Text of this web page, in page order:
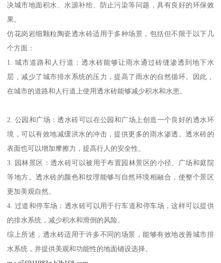
决城市地面积水、水源补给、防止污染等问题，具有良好的环保效
果。
仿花岗岩细颗粒陶瓷透水砖适用于多种场景，包括但不限于以下几
个方面：
1. 城市道路和人行道：透水砖能够让雨水通过砖缝渗透到地下水
层，减少了城市排水系统的压力，提高了雨水的自然循环。因此，
在城市的道路和人行道上使用透水砖能够减少积水和水患。
2. 公园和广场：透水砖可以在公园和广场上创造一个良好的透水环
境，可以有效地减缓洪水的冲击，提供更多的雨水渗透。透水砖的
表面也可以增加摩擦力，提高行人的安全性。
3. 园林景区：透水砖可以被用于布置园林景区的小径、广场和庭院
等地方。透水砖的颜色和纹理能够与自然环境相融合，使整个景区
更加美观自然。
4. 过道和停车场：透水砖可以用于行车道和停车场，这样可以提供
的排水系统，减少积水和滑倒的风险。
综上所述，透水砖适用于许多不同的场景，能够有效地改善城市排
水系统，并提供美观和功能性的地面铺设选择。